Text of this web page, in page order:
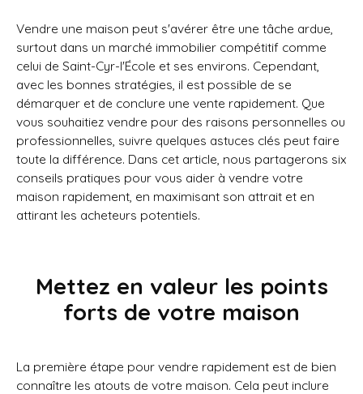
Vendre une maison peut s'avérer être une tâche ardue,
surtout dans un marché immobilier compétitif comme
celui de Saint-Cyr-l'École et ses environs. Cependant,
avec les bonnes stratégies, il est possible de se
démarquer et de conclure une vente rapidement. Que
vous souhaitiez vendre pour des raisons personnelles ou
professionnelles, suivre quelques astuces clés peut faire
toute la différence. Dans cet article, nous partagerons six
conseils pratiques pour vous aider à vendre votre
maison rapidement, en maximisant son attrait et en
attirant les acheteurs potentiels.
Mettez en valeur les points
forts de votre maison
La première étape pour vendre rapidement est de bien
connaître les atouts de votre maison. Cela peut inclure